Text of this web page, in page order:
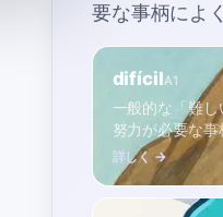
要な事柄によ
difícilA1
一般的な「難
努力が必要な
詳しく →